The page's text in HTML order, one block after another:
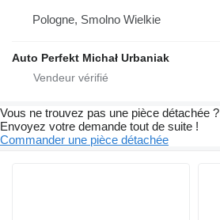
Pologne, Smolno Wielkie
Auto Perfekt Michał Urbaniak
Vous ne trouvez pas une pièce détachée ?
Envoyez votre demande tout de suite !
Commander une pièce détachée